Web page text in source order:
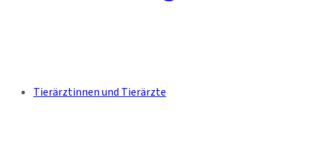
Tierärztinnen und Tierärzte